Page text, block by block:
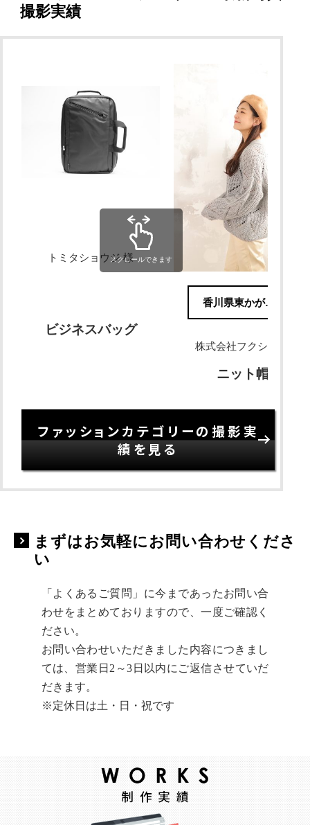
撮影実績
トミタショウジ 様
ビジネスバッグ
香川県東かがわ市
株式会社フクシン 様
ニット帽
スクロールできます
ファッションカテゴリーの撮影実
績を見る
まずはお気軽にお問い合わせくださ
い
「よくあるご質問」に今まであったお問い合
わせをまとめておりますので、一度ご確認く
ださい。
お問い合わせいただきました内容につきまし
ては、営業日2～3日以内にご返信させていだ
だきます。
※定休日は土・日・祝です